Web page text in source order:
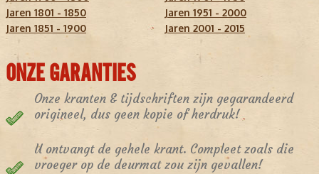
Jaren 1801 - 1850
Jaren 1851 - 1900
Jaren 1951 - 2000
Jaren 2001 - 2015
ONZE GARANTIES
Onze kranten & tijdschriften zijn gegarandeerd
origineel, dus geen kopie of herdruk!
U ontvangt de gehele krant. Compleet zoals die
vroeger op de deurmat zou zijn gevallen!